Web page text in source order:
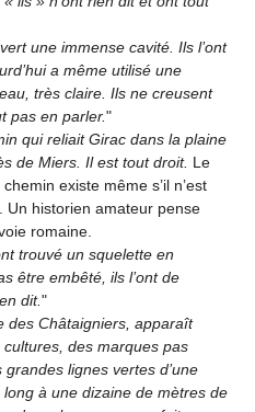
une immense cavité. Ils l’ont
a même utilisé une
très claire. Ils ne creusent
pas en parler."
qui reliait Girac dans la plaine
de Miers. Il est tout droit. Le
existe même s’il n’est
Un historien amateur pense
romaine.
trouvé un squelette en
être embêté, ils l’ont de
dit."
des Châtaigniers, apparaît
des marques pas
lignes vertes d’une
à une dizaine de mètres de